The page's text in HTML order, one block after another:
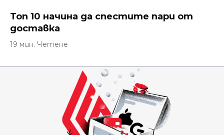
Топ 10 начина да спестите пари от
доставка
19 мин. Четене